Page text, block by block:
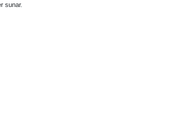
sunar.